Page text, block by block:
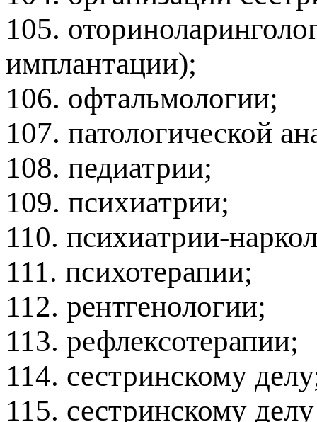
105.
имплантации);
106. офтальмологии;
107. патологической
108. педиатрии;
109. психиатрии;
110. психиатрии-
111. психотерапии;
112. рентгенологии;
113. рефлексотерапии;
114. сестринскому
115. сестринскому